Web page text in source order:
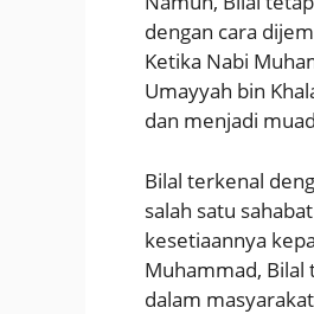
dengan cara
Ketika Nabi
Umayyah bin
dan menjadi
Bilal terkenal
salah satu
kesetiaannya
Muhammad, Bilal
dalam